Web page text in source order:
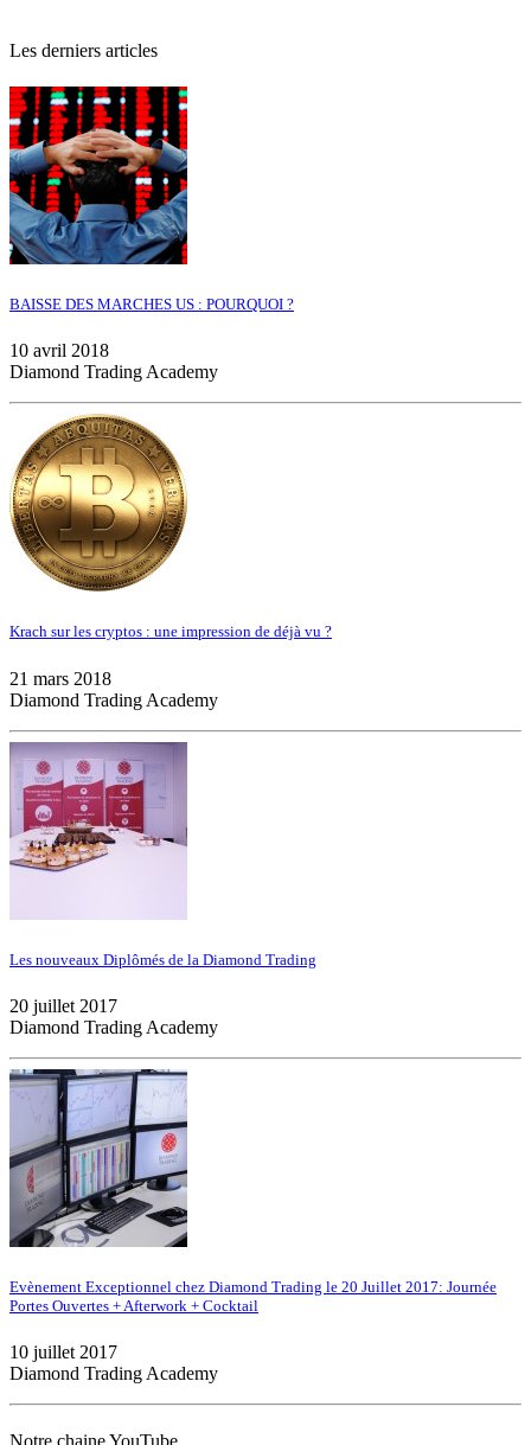
Les derniers articles
BAISSE DES MARCHES US : POURQUOI ?
10 avril 2018
Diamond Trading Academy
Krach sur les cryptos : une impression de déjà vu ?
21 mars 2018
Diamond Trading Academy
Les nouveaux Diplômés de la Diamond Trading
20 juillet 2017
Diamond Trading Academy
Evènement Exceptionnel chez Diamond Trading le 20 Juillet 2017: Journée
Portes Ouvertes + Afterwork + Cocktail
10 juillet 2017
Diamond Trading Academy